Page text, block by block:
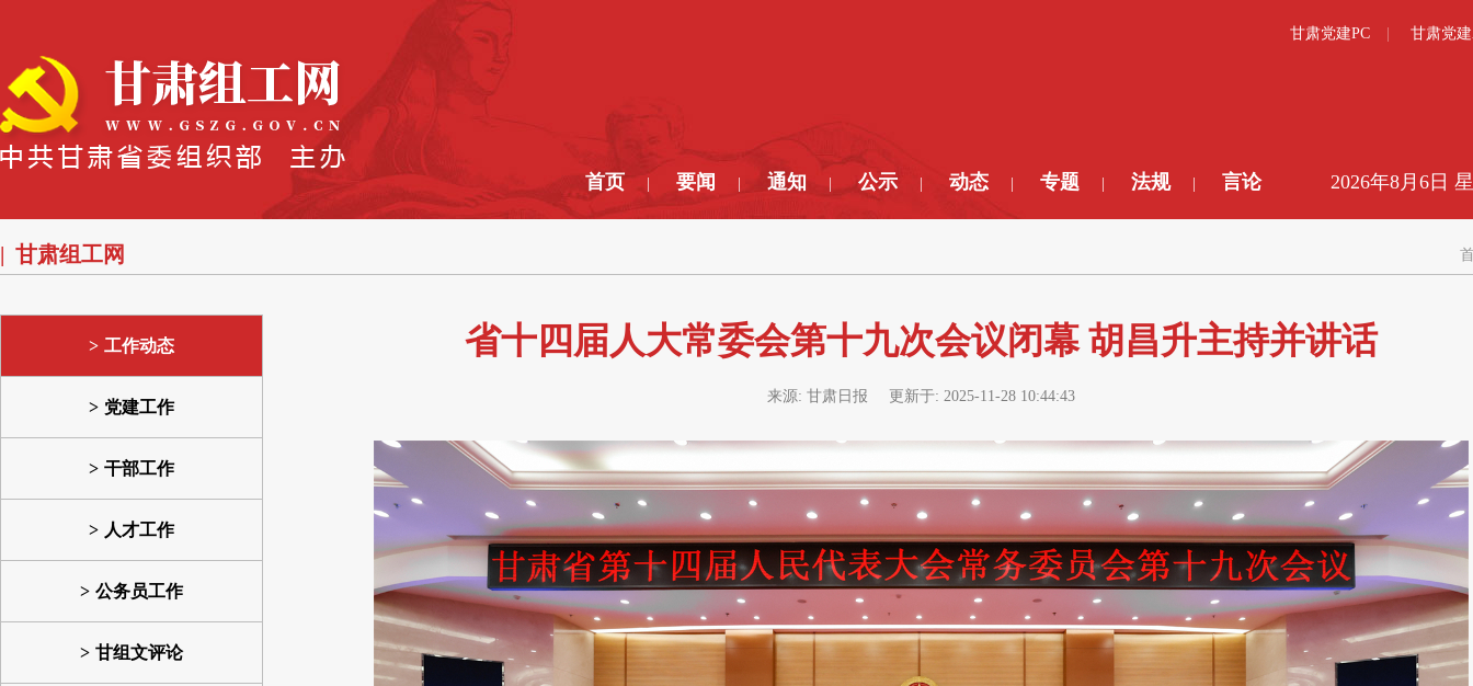
甘肃党建PC 甘肃党
首页 要闻 通知 公示 动态 专题 法规 言论 2026年8月6日
甘肃组工网
工作动态
党建工作
干部工作
人才工作
公务员工作
甘组文评论
省十四届人大常委会第十九次会议闭幕 胡昌升主持并讲话
来源: 甘肃日报 更新于: 2025-11-28 10:44:43